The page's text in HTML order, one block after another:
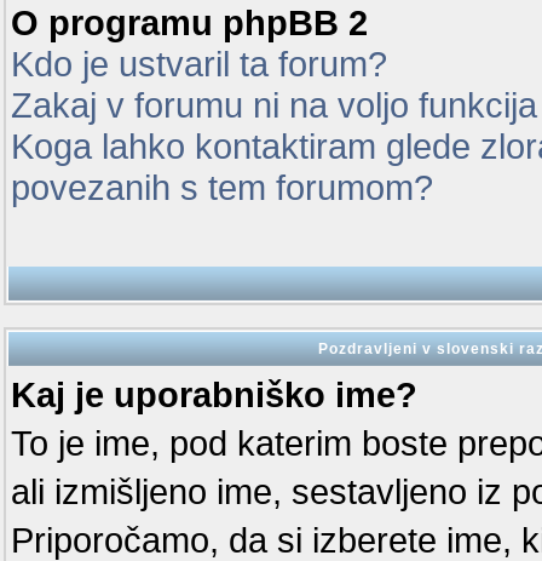
O programu phpBB 2
Kdo je ustvaril ta forum?
Zakaj v forumu ni na voljo
Koga lahko kontaktiram glede
povezanih s tem forumom?
Pozdravljeni v slovenski
Kaj je uporabniško ime?
To je ime, pod katerim boste
ali izmišljeno ime, sestavljeno iz
Priporočamo, da si izberete ime,